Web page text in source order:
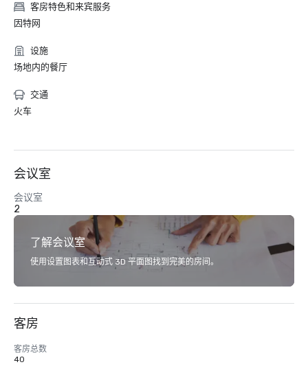
客房特色和来宾服务
因特网
设施
场地内的餐厅
交通
火车
会议室
会议室
2
了解会议室
使用设置图表和互动式 3D 平面图找到完美的房间。
客房
客房总数
40